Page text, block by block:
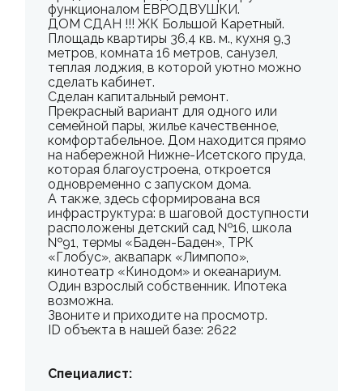
функционалом ЕВРОДВУШКИ.
ДОМ СДАН !!! ЖК Большой Каретный.
Площадь квартиры 36,4 кв. м., кухня 9,3
метров, комната 16 метров, санузел,
теплая лоджия, в которой уютно можно
сделать кабинет.
Сделан капитальный ремонт.
Прекрасный вариант для одного или
семейной пары, жилье качественное,
комфортабельное. Дом находится прямо
на набережной Нижне-Исетского пруда,
которая благоустроена, откроется
одновременно с запуском дома.
А также, здесь сформирована вся
инфраструктура: в шаговой доступности
расположены детский сад №16, школа
№91, термы «Баден-Баден», ТРК
«Глобус», аквапарк «Лимпопо»,
кинотеатр «Кинодом» и океанариум.
Один взрослый собственник. Ипотека
возможна.
Звоните и приходите на просмотр.
ID объекта в нашей базе: 2622
Специалист: